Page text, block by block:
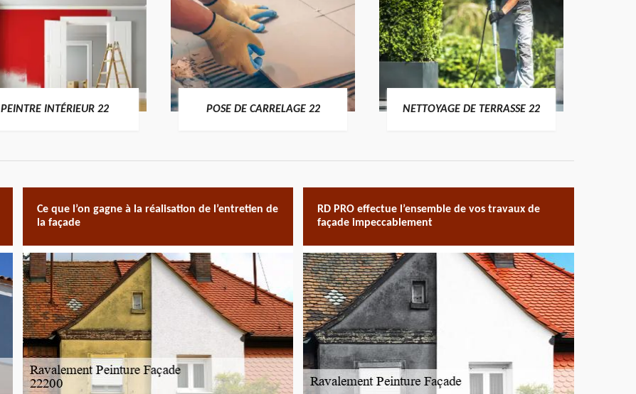
PEINTRE INTÉRIEUR 22 POSE DE CARRELAGE 22 NETTOYAGE DE TERRASSE 22
Ce que l’on gagne à la réalisation de l’entretien de
la façade
RD PRO effectue l’ensemble de vos travaux de
façade impeccablement